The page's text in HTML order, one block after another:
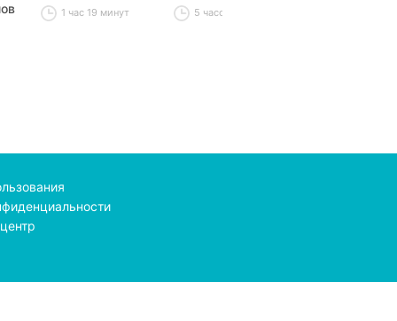
1 час 19 минут 5 часов 12 минут